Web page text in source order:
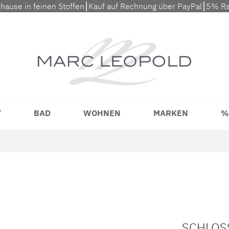
in feinen Stoffen⎮Kauf auf Rechnung über PayPal⎮5%
BAD WOHNEN MARKEN